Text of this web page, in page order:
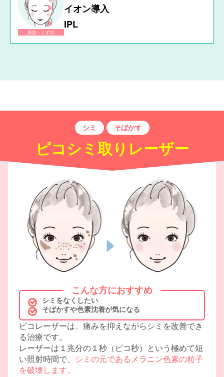
美肌・くすみ
イオン導入
IPL
シミ そばかす
ピコシミ取りレーザー
ピコレーザーは、痛みを抑えながらシミを改善でき
る治療です。
レーザーは１兆分の１秒（ピコ秒）という極めて短
い照射時間で、 シミの元であるメラニン色素の粒子
を破壊します。
こんな方におすすめ
シミをなくしたい
そばかすや色素沈着が気になる